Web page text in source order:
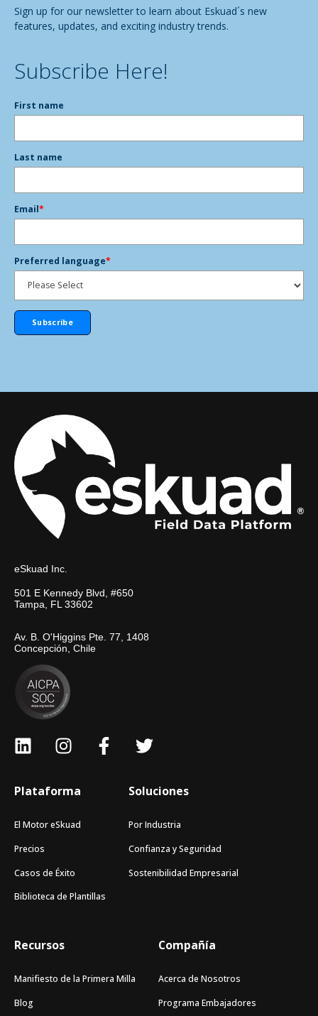
Sign up for our newsletter to learn about Eskuad´s new
features, updates, and exciting industry trends.
Subscribe Here!
First name
Last name
Email*
Preferred language*
eSkuad Inc.
501 E Kennedy Blvd, #650
Tampa, FL 33602
Av. B. O'Higgins Pte. 77, 1408
Concepción, Chile
Plataforma
El Motor eSkuad
Precios
Casos de Éxito
Biblioteca de Plantillas
Soluciones
Por Industria
Confianza y Seguridad
Sostenibilidad Empresarial
Recursos
Manifiesto de la Primera Milla
Blog
Compañía
Acerca de Nosotros
Programa Embajadores